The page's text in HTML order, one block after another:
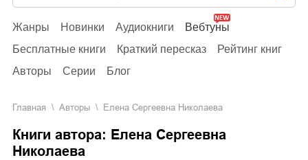
Жанры Новинки Аудиокниги
Вебтуны
Бесплатные книги
Краткий пересказ
Рейтинг книг
Авторы
Серии Блог
Главная Aвторы Елена Сергеевна Николаева
Книги автора: Елена Сергеевна
Николаева